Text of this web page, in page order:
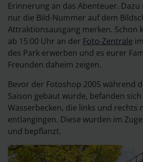
Erinnerung an das Abenteuer.
nur die Bild-Nummer auf dem
Attraktionsausgang merken. Schon
ab 15:00 Uhr an der Foto-Zentrale
des Park erwerben und es eurer
Freunden daheim zeigen.
Bevor der Fotoshop 2005 während
Saison gebaut wurde, befanden
Wasserbecken, die links und rechts
entlangingen. Diese wurden im
und bepflanzt.